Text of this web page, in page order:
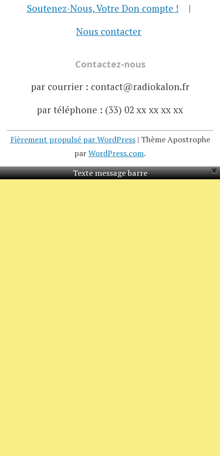
Soutenez-Nous, Votre Don compte !
Nous contacter
Contactez-nous
par courrier : contact@radiokalon.fr
par téléphone : (33) 02 xx xx xx xx
Fièrement propulsé par WordPress | Thème Apostrophe
parWordPress.com.
X
Texte message barre